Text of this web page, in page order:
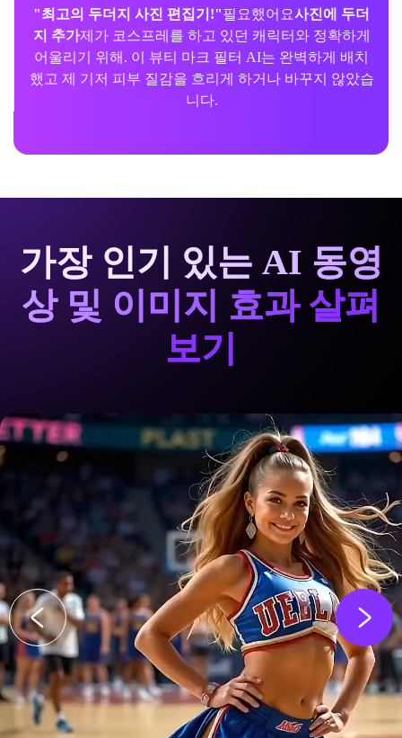
"최고의 두더지 사진 편집기!"필요했어요사진에 두더
지 추가제가 코스프레를 하고 있던 캐릭터와 정확하게
어울리기 위해. 이 뷰티 마크 필터 AI는 완벽하게 배치
했고 제 기저 피부 질감을 흐리게 하거나 바꾸지 않았습
니다.
가장 인기 있는 AI 동영
상 및 이미지 효과 살펴
보기